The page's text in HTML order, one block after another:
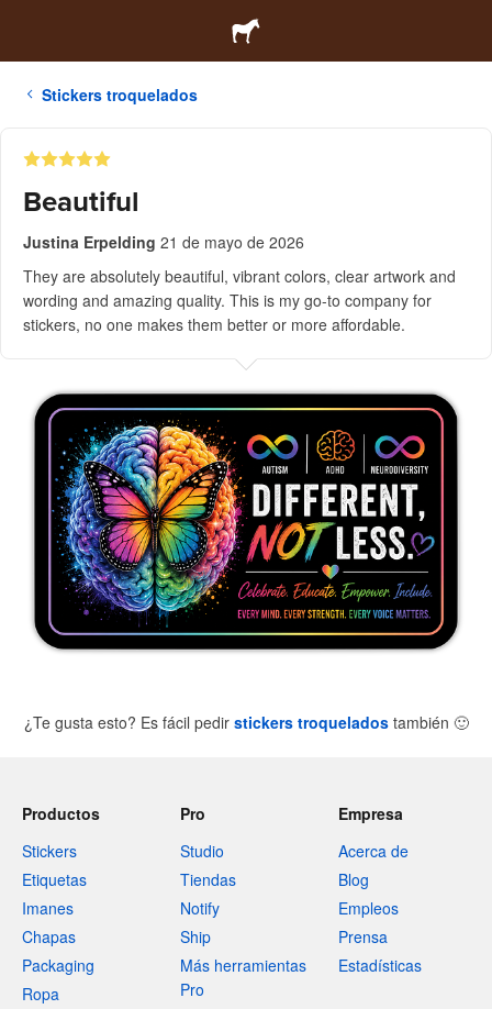
Stickers troquelados
Beautiful
Justina Erpelding 21 de mayo de 2026
They are absolutely beautiful, vibrant colors, clear artwork and
wording and amazing quality. This is my go-to company for
stickers, no one makes them better or more affordable.
¿Te gusta esto? Es fácil pedir stickers troqueladostambién 🙂
Productos
Stickers
Etiquetas
Imanes
Chapas
Packaging
Ropa
Pro
Studio
Tiendas
Notify
Ship
Más herramientas
Pro
Empresa
Acerca de
Blog
Empleos
Prensa
Estadísticas